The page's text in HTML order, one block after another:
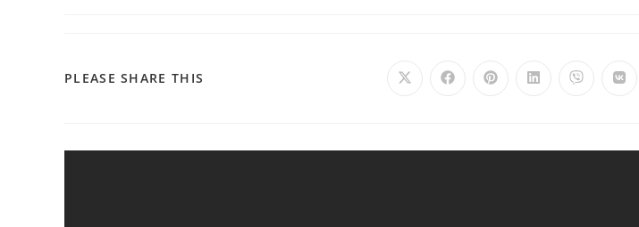
PLEASE SHARE THIS